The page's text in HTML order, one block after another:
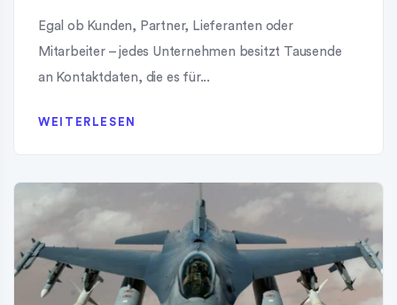
Egal ob Kunden, Partner, Lieferanten oder
Mitarbeiter – jedes Unternehmen besitzt Tausende
an Kontaktdaten, die es für...
WEITERLESEN